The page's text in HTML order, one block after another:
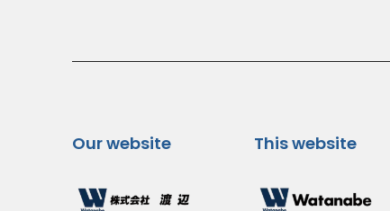
Our website This website